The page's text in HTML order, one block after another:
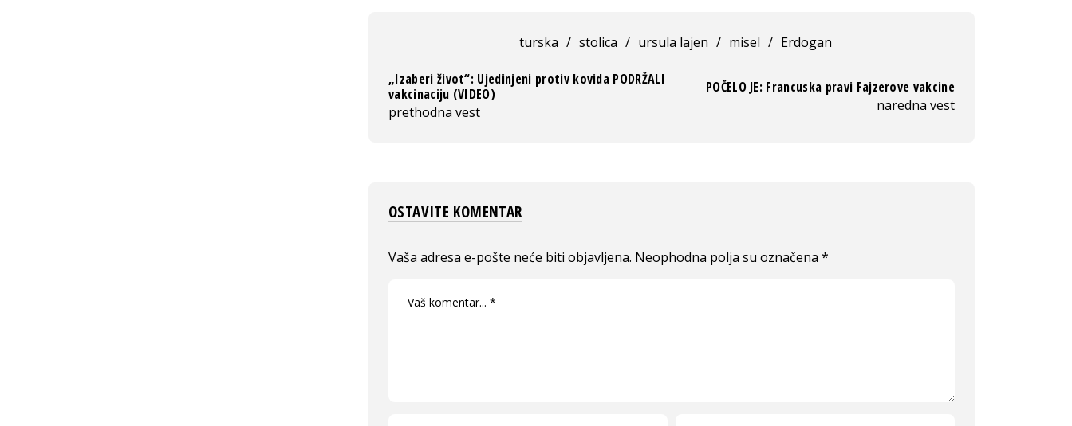
turska / stolica / ursula lajen / misel / Erdogan
„Izaberi život“: Ujedinjeni protiv kovida PODRŽALI
vakcinaciju (VIDEO)
prethodna vest
POČELO JE: Francuska pravi Fajzerove vakcine
naredna vest
OSTAVITE KOMENTAR
Vaša adresa e-pošte neće biti objavljena. Neophodna polja su označena *